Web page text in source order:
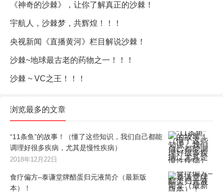
《神奇的沙棘》，让你了解真正的沙棘！
宇航人，沙棘梦，共辉煌！！！
央视新闻《直播黄河》栏目解说沙棘！
沙棘~地球最古老的药物之一！！！
沙棘 ~ VC之王！！！
浏览最多的文章
“11条鱼”的故事！（懂了这些知识，我们自己都能
调理好很多疾病，尤其是慢性疾病）
2018年12月22日
食疗偏方–泰谦堂牌醋蛋归元液简介（最新版
本）！